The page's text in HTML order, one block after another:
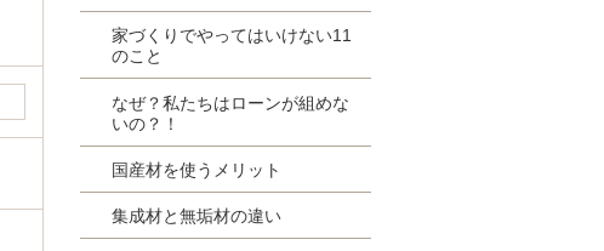
家づくりでやってはいけない11
のこと
なぜ？私たちはローンが組めな
いの？！
国産材を使うメリット
集成材と無垢材の違い